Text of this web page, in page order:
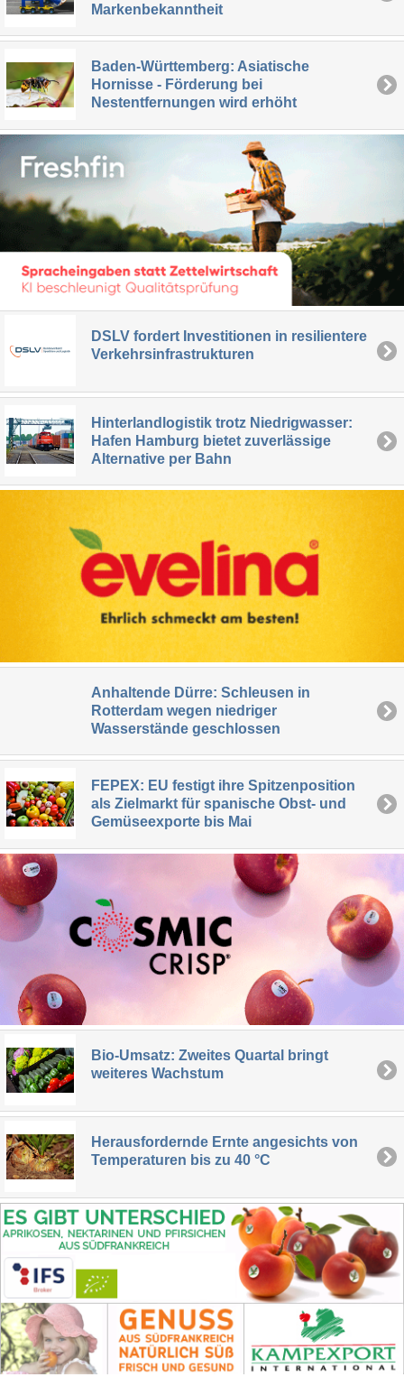
Markenbekanntheit
Baden-Württemberg: Asiatische
Hornisse - Förderung bei
Nestentfernungen wird erhöht
DSLV fordert Investitionen in resilientere
Verkehrsinfrastrukturen
Hinterlandlogistik trotz Niedrigwasser:
Hafen Hamburg bietet zuverlässige
Alternative per Bahn
Anhaltende Dürre: Schleusen in
Rotterdam wegen niedriger
Wasserstände geschlossen
FEPEX: EU festigt ihre Spitzenposition
als Zielmarkt für spanische Obst- und
Gemüseexporte bis Mai
Bio-Umsatz: Zweites Quartal bringt
weiteres Wachstum
Herausfordernde Ernte angesichts von
Temperaturen bis zu 40 °C